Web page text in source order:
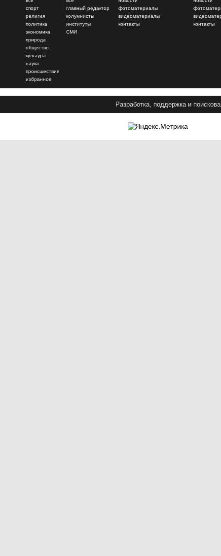
спорт
религия
политика
экономика
природа
общество
культура
наука
происшествия
избранное
главный редактор
колумнисты
институты
СМИ
фотоматериалы
видеоматериалы
контакты
контакты
Разработка, поддержка и